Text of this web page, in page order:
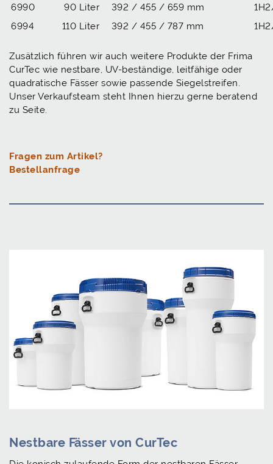
6990
90 Liter 392 / 455 / 659 mm
6994
110 Liter 392 / 455 / 787 mm
Zusätzlich führen wir auch weitere Produkte der Frima
CurTec wie nestbare, UV-beständige, leitfähige oder
quadratische Fässer sowie passende Siegelstreifen.
Unser Verkaufsteam steht Ihnen hierzu gerne beratend
zu Seite.
Fragen zum Artikel?
Bestellanfrage
Nestbare Fässer von CurTec